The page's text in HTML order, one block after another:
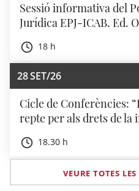
Sessió informativa del
Jurídica EPJ-ICAB. Ed.
18 h
28SET/26
Cicle de Conferències:
repte per als drets de la
18.30 h
VEURE TOTES